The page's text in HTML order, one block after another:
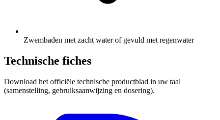
Zwembaden met zacht water of gevuld met regenwater
Technische fiches
Download het officiële technische productblad in uw taal
(samenstelling, gebruiksaanwijzing en dosering).